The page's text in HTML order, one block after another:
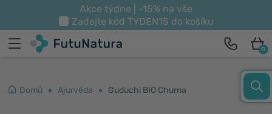
Akce týdne | -15% na vše
Zadejte kód TYDEN15 do košíku
0
Domů Ajurvéda Guduchi BIO Churna